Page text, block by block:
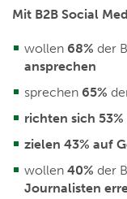
Mit B2B Social
wollen 68% der
ansprechen
sprechen 65%
richten sich
zielen 43% auf
wollen 40% der
Journalisten